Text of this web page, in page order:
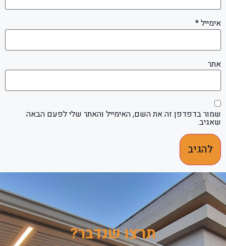
אימייל*
אתר
שמור בדפדפן זה את השם, האימייל והאתר שלי לפעם הבאה
שאגיב.
תרצו שנדבר?